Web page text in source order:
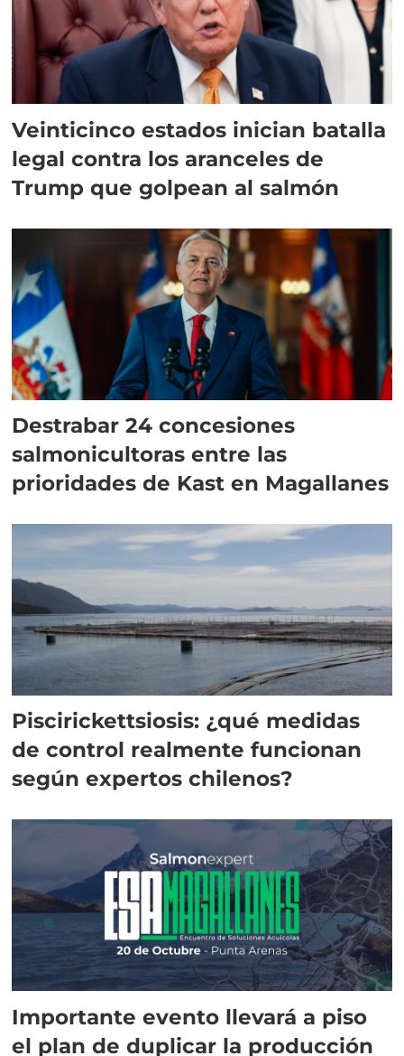
Veinticinco estados inician batalla
legal contra los aranceles de
Trump que golpean al salmón
Destrabar 24 concesiones
salmonicultoras entre las
prioridades de Kast en Magallanes
Piscirickettsiosis: ¿qué medidas
de control realmente funcionan
según expertos chilenos?
Importante evento llevará a piso
el plan de duplicar la producción